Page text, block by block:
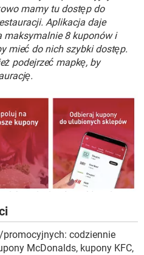
mamy tu dostęp do
Aplikacja daje
maksymalnie 8 kuponów i
mieć do nich szybki dostęp.
podejrzeć mapkę, by
codziennie
McDonalds, kupony KFC,